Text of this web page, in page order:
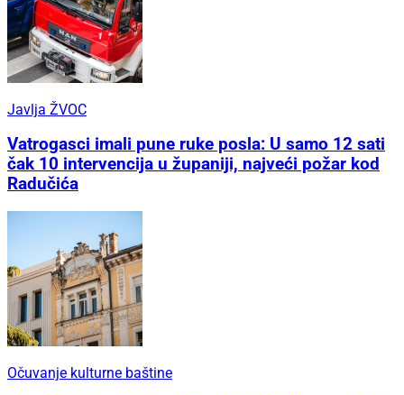
Javlja ŽVOC
Vatrogasci imali pune ruke posla: U samo 12 sati
čak 10 intervencija u županiji, najveći požar kod
Radučića
Očuvanje kulturne baštine